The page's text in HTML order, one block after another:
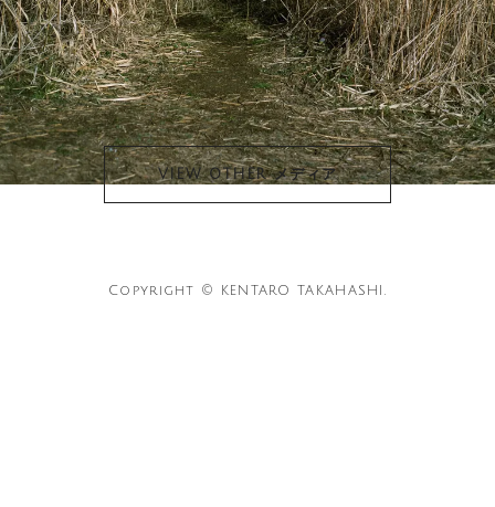
VIEW OTHER メディア
Copyright © KENTARO TAKAHASHI.